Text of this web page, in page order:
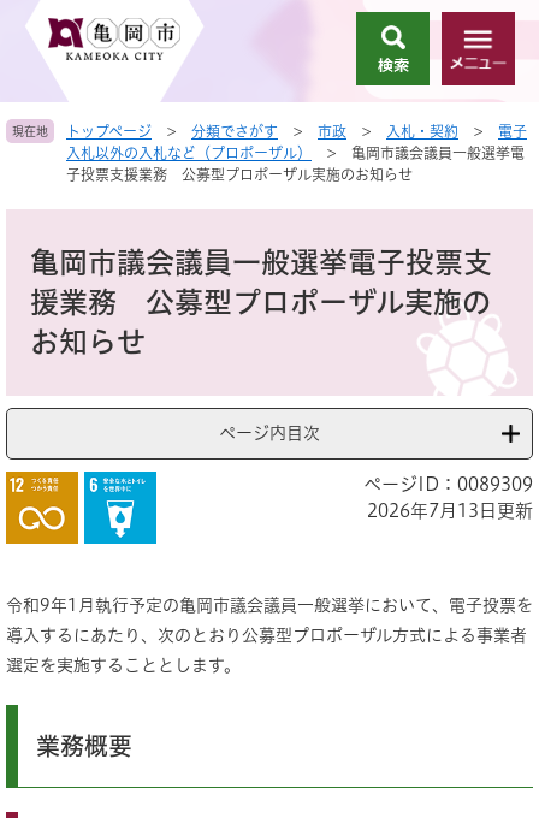
頭
。
飛
て
索
メ
ニ
ー
現在地 トップページ > 分類でさがす > 市政 > 入札・契約 >
電子
入札以外の入札など（プロポーザル）
>
亀岡市議会議員一般選挙電
子投票支援業務 公募型プロポーザル実施のお知らせ
亀岡市議会議員一般選挙電子投票支
援業務 公募型プロポーザル実施の
お知らせ
ページ内目次
ページID：0089309
2026年7月13日更新
令和9年1月執行予定の亀岡市議会議員一般選挙において、電子投票を
導入するにあたり、次のとおり公募型プロポーザル方式による事業者
選定を実施することとします。
業務概要